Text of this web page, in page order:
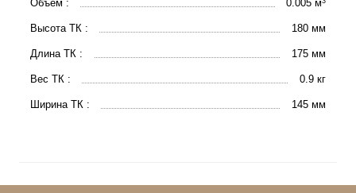
Объем : 0.005 м
Высота ТК : 180 мм
Длина ТК : 175 мм
Вес ТК : 0.9 кг
Ширина ТК : 145 мм